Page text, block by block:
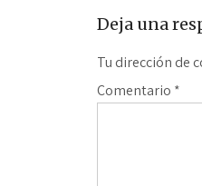
Deja una
Tu dirección de
Comentario *